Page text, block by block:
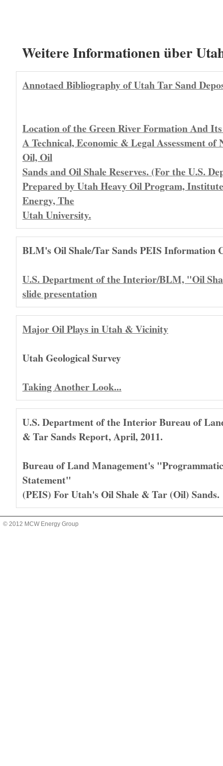
Weitere Informationen über
Annotaed Bibliography of Utah Tar Sand
Location of the Green River Formation And
A Technical, Economic & Legal Assessment
Oil, Oil
Sands and Oil Shale Reserves. (For the U.S.
Prepared by Utah Heavy Oil Program,
Energy, The
Utah University.
BLM's Oil Shale/Tar Sands PEIS Information
U.S. Department of the Interior/BLM, "Oil
slide presentation
Major Oil Plays in Utah & Vicinity
Utah Geological Survey
Taking Another Look...
U.S. Department of the Interior Bureau of
& Tar Sands Report, April, 2011.
Bureau of Land Management's
Statement"
(PEIS) For Utah's Oil Shale & Tar (Oil) Sands.
© 2012 MCW Energy Group